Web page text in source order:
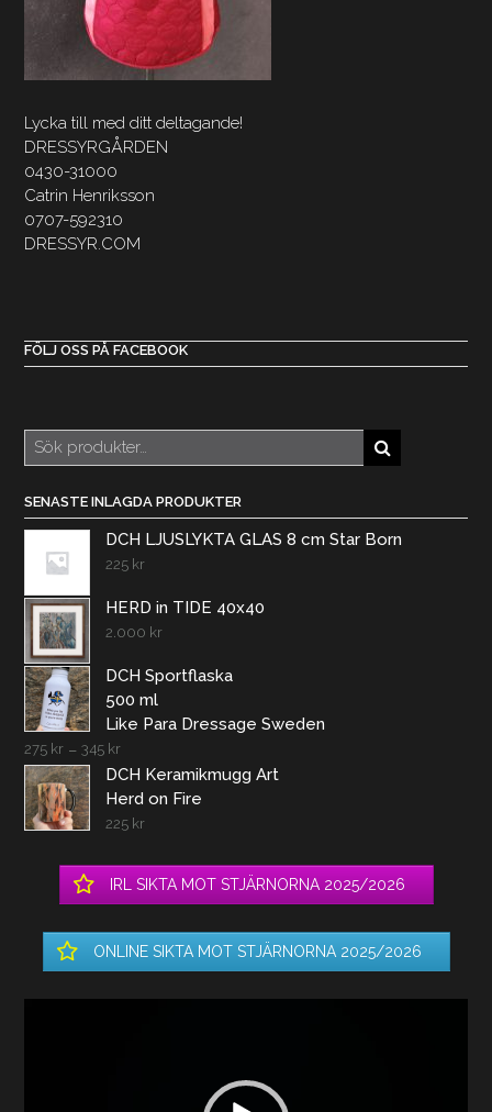
Lycka till med ditt deltagande!
DRESSYRGÅRDEN
0430-31000
Catrin Henriksson
0707-592310
DRESSYR.COM
FÖLJ OSS PÅ FACEBOOK
Sök
efter:
SENASTE INLAGDA PRODUKTER
DCH LJUSLYKTA GLAS 8 cm Star Born
225 kr
HERD in TIDE 40x40
2.000 kr
DCH Sportflaska
500 ml
Like Para Dressage Sweden
275 kr – 345 kr
DCH Keramikmugg Art
Herd on Fire
225 kr
IRL SIKTA MOT STJÄRNORNA 2025/2026
ONLINE SIKTA MOT STJÄRNORNA 2025/2026